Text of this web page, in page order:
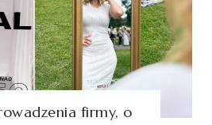
firmy, o